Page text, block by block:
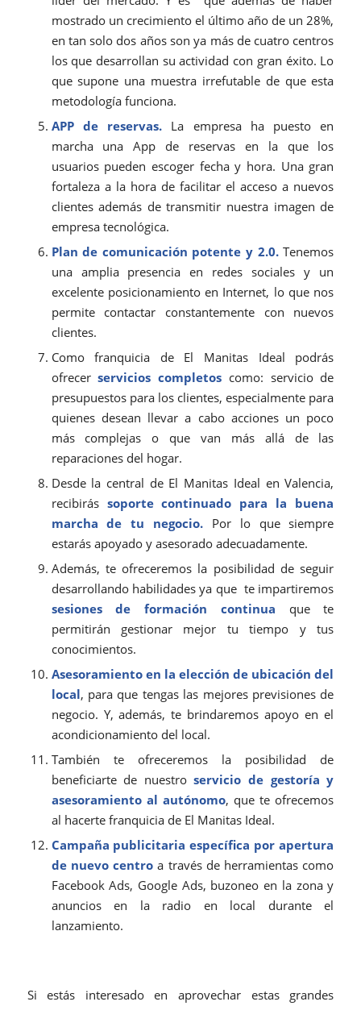
mostrado un crecimiento el último año de un 28%,
en tan solo dos años son ya más de cuatro centros
los que desarrollan su actividad con gran éxito. Lo
que supone una muestra irrefutable de que esta
metodología funciona.
APP de reservas. La empresa ha puesto en
marcha una App de reservas en la que los
usuarios pueden escoger fecha y hora. Una gran
fortaleza a la hora de facilitar el acceso a nuevos
clientes además de transmitir nuestra imagen de
empresa tecnológica.
Plan de comunicación potente y 2.0.Tenemos
una amplia presencia en redes sociales y un
excelente posicionamiento en Internet, lo que nos
permite contactar constantemente con nuevos
clientes.
Como franquicia de El Manitas Ideal podrás
ofrecerservicios completos como: servicio de
presupuestos para los clientes, especialmente para
quienes desean llevar a cabo acciones un poco
más complejas o que van más allá de las
reparaciones del hogar.
Desde la central de El Manitas Ideal en Valencia,
recibirás soporte continuado para la buena
marcha de tu negocio. Por lo que siempre
estarás apoyado y asesorado adecuadamente.
Además, te ofreceremos la posibilidad de seguir
desarrollando habilidades ya que te impartiremos
sesiones de formación continua que te
permitirán gestionar mejor tu tiempo y tus
conocimientos.
Asesoramiento en la elección de ubicación del
local, para que tengas las mejores previsiones de
negocio. Y, además, te brindaremos apoyo en el
acondicionamiento del local.
También te ofreceremos la posibilidad de
beneficiarte de nuestroservicio de gestoría y
asesoramiento al autónomo, que te ofrecemos
al hacerte franquicia de El Manitas Ideal.
Campaña publicitaria específica por apertura
de nuevo centro a través de herramientas como
Facebook Ads, Google Ads, buzoneo en la zona y
anuncios en la radio en local durante el
lanzamiento.
Si estás interesado en aprovechar estas grandes